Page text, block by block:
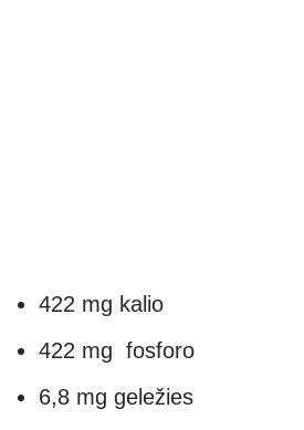
422 mg kalio
422 mg fosforo
6,8 mg geležies